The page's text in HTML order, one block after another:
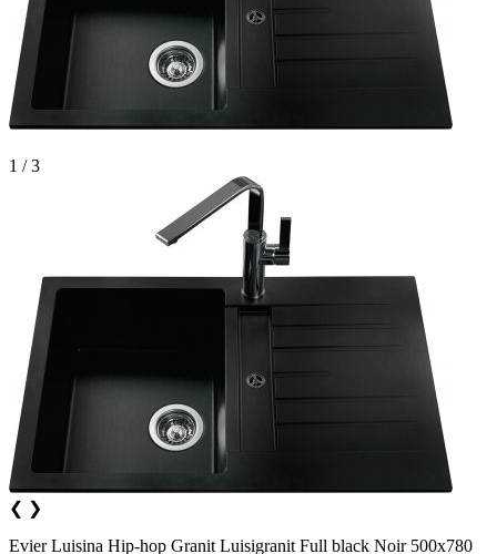
1 / 3
❮ ❯
Evier Luisina Hip-hop Granit Luisigranit Full black Noir 500x780